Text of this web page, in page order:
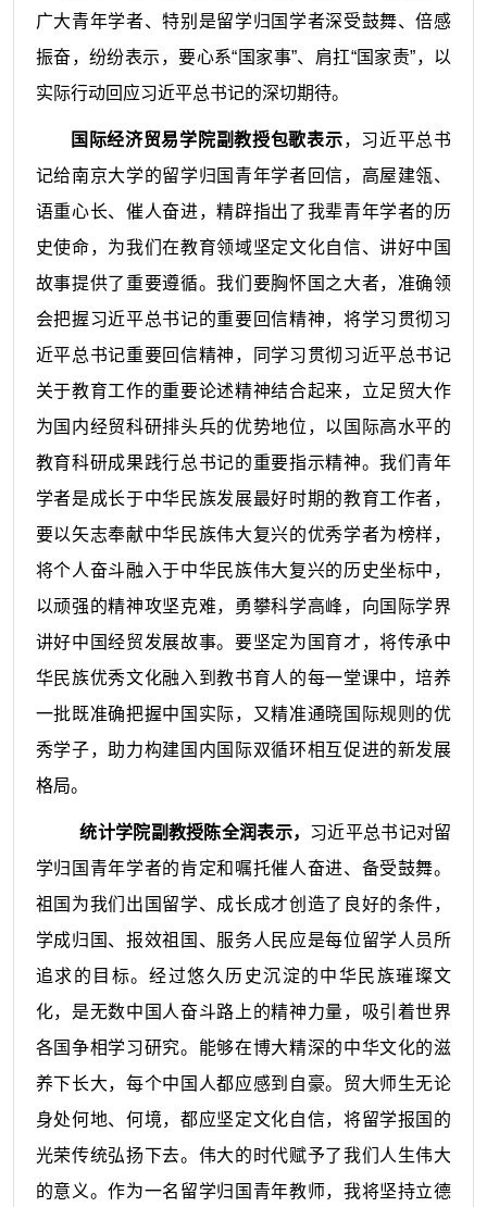
广大青年学者、特别是留学归国学者深受鼓舞、倍感
振奋，纷纷表示，要心系“国家事”、肩扛“国家责”，以
实际行动回应习近平总书记的深切期待。
国际经济贸易学院副教授包歌表示，习近平总书
记给南京大学的留学归国青年学者回信，高屋建瓴、
语重心长、催人奋进，精辟指出了我辈青年学者的历
史使命，为我们在教育领域坚定文化自信、讲好中国
故事提供了重要遵循。我们要胸怀国之大者，准确领
会把握习近平总书记的重要回信精神，将学习贯彻习
近平总书记重要回信精神，同学习贯彻习近平总书记
关于教育工作的重要论述精神结合起来，立足贸大作
为国内经贸科研排头兵的优势地位，以国际高水平的
教育科研成果践行总书记的重要指示精神。我们青年
学者是成长于中华民族发展最好时期的教育工作者，
要以矢志奉献中华民族伟大复兴的优秀学者为榜样，
将个人奋斗融入于中华民族伟大复兴的历史坐标中，
以顽强的精神攻坚克难，勇攀科学高峰，向国际学界
讲好中国经贸发展故事。要坚定为国育才，将传承中
华民族优秀文化融入到教书育人的每一堂课中，培养
一批既准确把握中国实际，又精准通晓国际规则的优
秀学子，助力构建国内国际双循环相互促进的新发展
格局。
统计学院副教授陈全润表示， 习近平总书记对留
学归国青年学者的肯定和嘱托催人奋进、备受鼓舞。
祖国为我们出国留学、成长成才创造了良好的条件，
学成归国、报效祖国、服务人民应是每位留学人员所
追求的目标。经过悠久历史沉淀的中华民族璀璨文
化，是无数中国人奋斗路上的精神力量，吸引着世界
各国争相学习研究。能够在博大精深的中华文化的滋
养下长大，每个中国人都应感到自豪。贸大师生无论
身处何地、何境，都应坚定文化自信，将留学报国的
光荣传统弘扬下去。伟大的时代赋予了我们人生伟大
的意义。作为一名留学归国青年教师，我将坚持立德